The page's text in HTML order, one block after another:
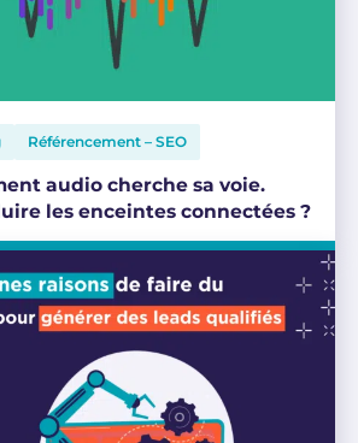
Référencement – SEO
audio cherche sa voie.
les enceintes connectées ?